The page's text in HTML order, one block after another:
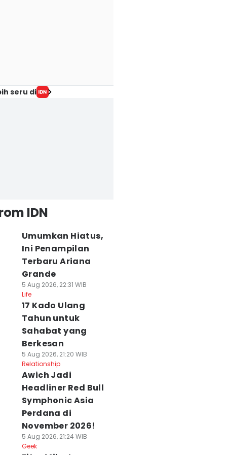
seru di
IDN
Umumkan Hiatus,
Ini Penampilan
Terbaru Ariana
Grande
5 Aug 2026, 22:31 WIB
Life
17 Kado Ulang
Tahun untuk
Sahabat yang
Berkesan
5 Aug 2026, 21:20 WIB
Relationship
Awich Jadi
Headliner Red Bull
Symphonic Asia
Perdana di
November 2026!
5 Aug 2026, 21:24 WIB
Geek